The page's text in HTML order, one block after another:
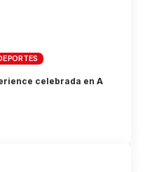
celebrada en A